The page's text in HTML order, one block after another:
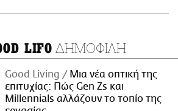
LIFO ΔΗΜΟΦΙΛΗ
Good Living
Μια νέα οπτική της
επιτυχίας: Πώς Gen Zs και
Millennials αλλάζουν το τοπίο της